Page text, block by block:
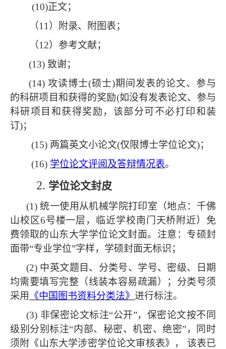
(10)正文；
（11）附录、附图表；
（12）参考文献；
(13) 致谢；
(14) 攻读博士(硕士)期间发表的论文、参与
的科研项目和获得的奖励(如没有发表论文、参与
科研项目和获得奖励，该部分可不必打印和装
订)；
(15) 两篇英文小论文(仅限博士学位论文)；
(16) 学位论文评阅及答辩情况表。
2. 学位论文封皮
(1) 统一使用从机械学院打印室（地点：千佛
山校区6号楼一层，临近学校南门天桥附近）免
费领取的山东大学学位论文封面。注意：专硕封
面带“专业学位”字样，学硕封面无标识；
(2) 中英文题目、分类号、学号、密级、日期
均需要填写完整（线装本容易疏漏）；分类号须
采用
《中国图书资料分类法》 进行标注。
(3) 非保密论文标注“公开”，保密论文按不同
级别分别标注“内部、秘密、机密、绝密”，同时
须附《山东大学涉密学位论文审核表》， 该表已